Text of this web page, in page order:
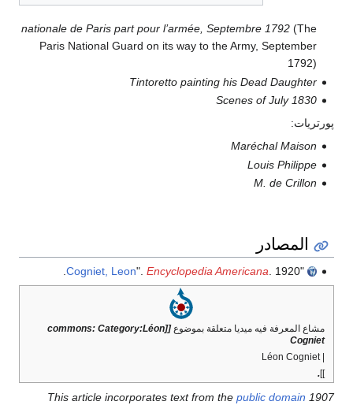
nationale de Paris part pour l’armée, Septembre 1792(The
Paris National Guard on its way to the Army, September
1792)
Tintoretto painting his Dead Daughter
Scenes of July 1830
پورتريات:
Maréchal Maison
Louis Philippe
M. de Crillon
المصادر
"
Cogniet, Leon". Encyclopedia Americana . 1920.
مشاع المعرفة فيه ميديا متعلقة بموضوع [[commons: Category:Léon
Cogniet
| Léon Cogniet
]]
.
This article incorporates text from the public domain 1907